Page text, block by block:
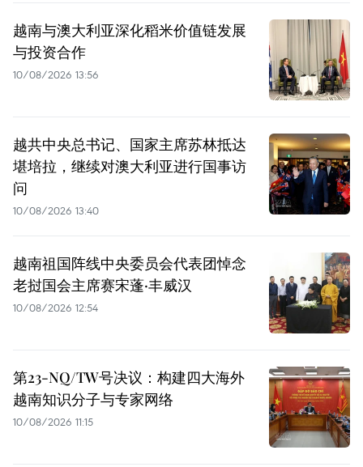
越南与澳大利亚深化稻米价值链发展
与投资合作
10/08/2026 13:56
越共中央总书记、国家主席苏林抵达
堪培拉，继续对澳大利亚进行国事访
问
10/08/2026 13:40
越南祖国阵线中央委员会代表团悼念
老挝国会主席赛宋蓬·丰威汉
10/08/2026 12:54
第23-NQ/TW号决议：构建四大海外
越南知识分子与专家网络
10/08/2026 11:15